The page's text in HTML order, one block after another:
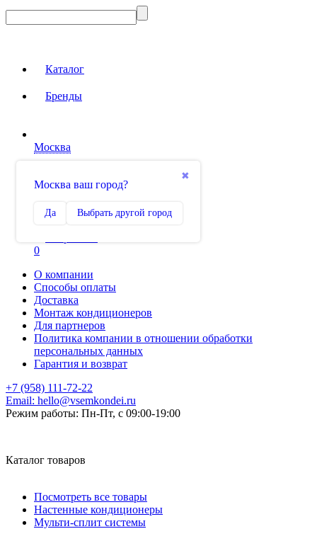
Каталог
Бренды
Москва
✖
Москва ваш город?
Да Выбрать другой город
Сравнение
0
О компании
Способы оплаты
Доставка
Монтаж кондиционеров
Для партнеров
Политика компании в отношении обработки
персональных данных
Гарантия и возврат
+7 (958) 111-72-22
Email: hello@vsemkondei.ru
Режим работы: Пн-Пт, с 09:00-19:00
Каталог товаров
Посмотреть все товары
Настенные кондиционеры
Мульти-сплит системы